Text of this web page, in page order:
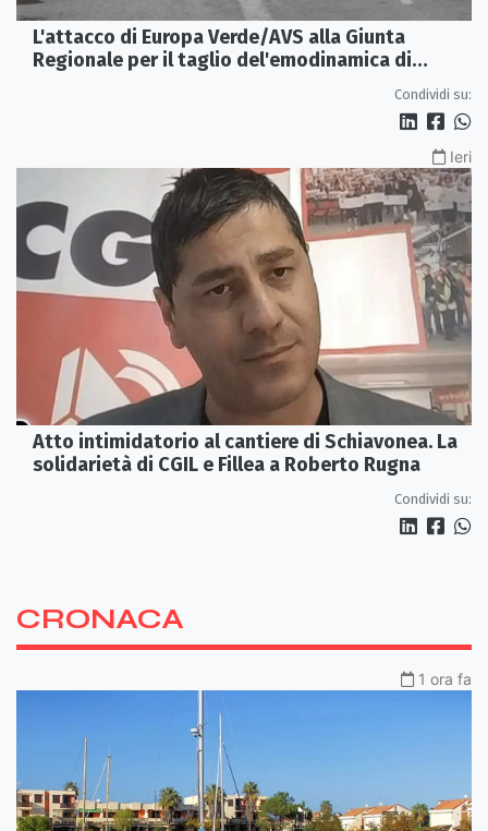
L'attacco di Europa Verde/AVS alla Giunta
Regionale per il taglio del'emodinamica di
Condividi su:
Ieri
Atto intimidatorio al cantiere di Schiavonea. La
solidarietà di CGIL e Fillea a Roberto Rugna
Condividi su:
CRONACA
1 ora fa